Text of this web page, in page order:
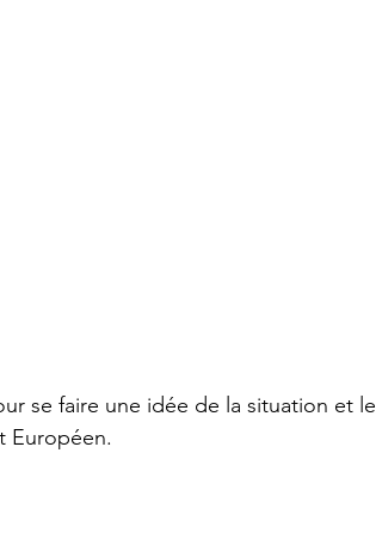
se faire une idée de la situation et le
Européen.